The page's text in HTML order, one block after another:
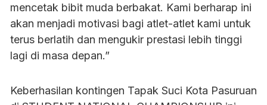
mencetak bibit muda berbakat. Kami berharap ini
akan menjadi motivasi bagi atlet-atlet kami untuk
terus berlatih dan mengukir prestasi lebih tinggi
lagi di masa depan.”
Keberhasilan kontingen Tapak Suci Kota Pasuruan